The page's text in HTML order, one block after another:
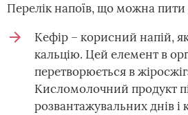
Перелік напоїв, що можна
Кефір – корисний напій,
кальцію. Цей елемент в
перетворюється в
Кисломолочний продукт
розвантажувальних днів і